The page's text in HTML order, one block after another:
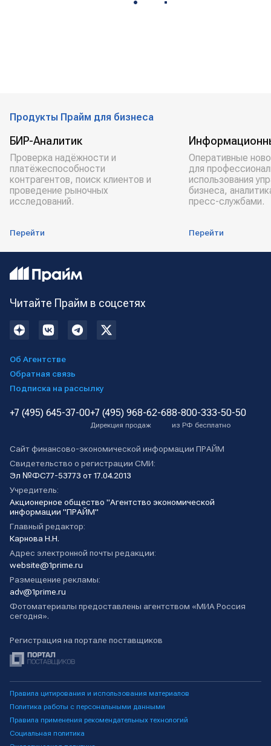
Продукты Прайм для бизнеса
БИР-Аналитик
Проверка надёжности и
платёжеспособности
контрагентов, поиск клиентов и
проведение рыночных
исследований.
Перейти
Оперативные
для
использования
бизнеса,
пресс-службами.
Перейти
Читайте Прайм в соцсетях
Об Агентстве
Обратная связь
Подписка на рассылку
+7 (495) 645-37-00+7 (495) 968-62-68
Дирекция продаж
8-800-333-50-50
из РФ бесплатно
Сайт финансово-экономической информации ПРАЙМ
Свидетельство о регистрации СМИ:
Эл №ФС77-53773 от 17.04.2013
Учредитель:
Акционерное общество "Агентство экономической
информации "ПРАЙМ"
Главный редактор:
Карнова Н.Н.
Адрес электронной почты редакции:
website@1prime.ru
Размещение рекламы:
adv@1prime.ru
Фотоматериалы предоставлены агентством «МИА Россия
сегодня».
Регистрация на портале поставщиков
Правила цитирования и использования материалов
Политика работы с персональными данными
Правила применения рекомендательных технологий
Социальная политика